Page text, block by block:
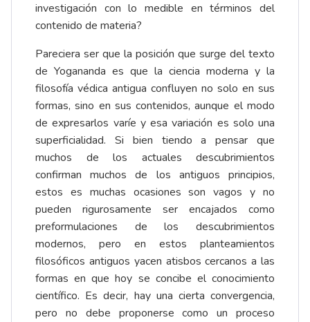
investigación con lo medible en términos del
contenido de materia?
Pareciera ser que la posición que surge del texto
de Yogananda es que la ciencia moderna y la
filosofía védica antigua confluyen no solo en sus
formas, sino en sus contenidos, aunque el modo
de expresarlos varíe y esa variación es solo una
superficialidad. Si bien tiendo a pensar que
muchos de los actuales descubrimientos
confirman muchos de los antiguos principios,
estos es muchas ocasiones son vagos y no
pueden rigurosamente ser encajados como
preformulaciones de los descubrimientos
modernos, pero en estos planteamientos
filosóficos antiguos yacen atisbos cercanos a las
formas en que hoy se concibe el conocimiento
científico. Es decir, hay una cierta convergencia,
pero no debe proponerse como un proceso